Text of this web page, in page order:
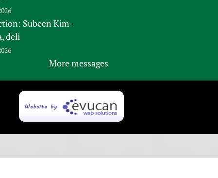
Subeen Kim -
deli
More messages